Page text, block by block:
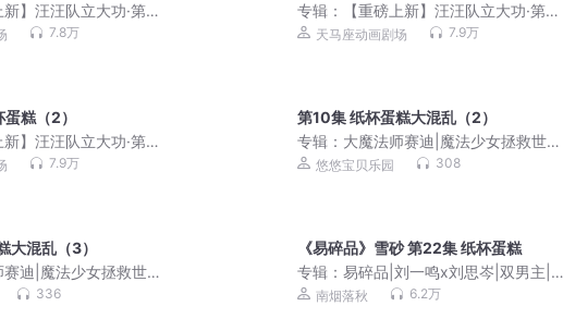
新】汪汪队立大功·第三
马座动画剧场
7.8万
专辑：
【重磅上新】汪汪队立大功·第三
辑｜安全救援｜天马座动画剧场
天马座动画剧场 7.9万
糕（2）
新】汪汪队立大功·第三
马座动画剧场
7.9万
第10集 纸杯蛋糕大混乱（2）
专辑： 大魔法师赛迪|魔法少女拯救世界|
公主魔法|女孩爱听
悠悠宝贝乐园 308
大混乱（3）
迪|魔法少女拯救世界|
听
336
《易碎品》雪砂 第22集 纸杯蛋糕
专辑：易碎品|刘一鸣x刘思岑|双男主|现
代强强刑侦
南烟落秋 6.2万